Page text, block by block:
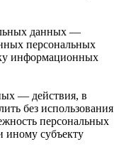
данных —
персональных
информационных
— действия, в
без использования
персональных
иному субъекту